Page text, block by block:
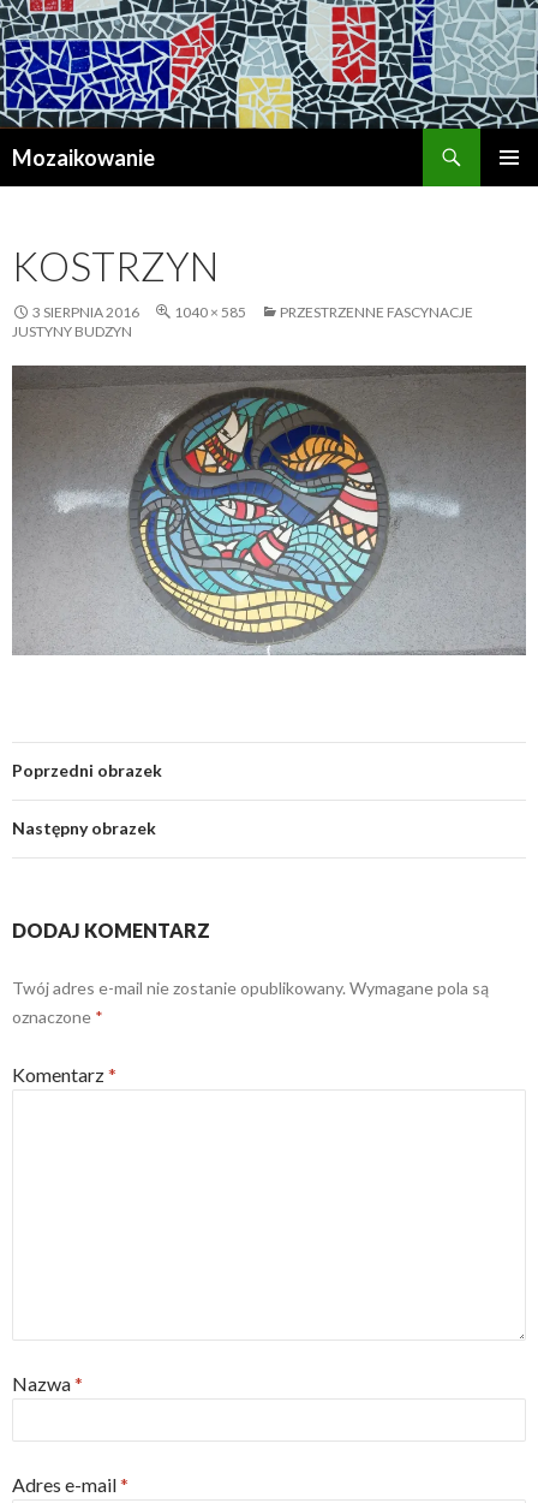
Mozaikowanie
KOSTRZYN
3 SIERPNIA 2016 1040 × 585
PRZESTRZENNE FASCYNACJE
JUSTYNY BUDZYN
Poprzedni obrazek
Następny obrazek
DODAJ KOMENTARZ
Twój adres e-mail nie zostanie opublikowany. Wymagane pola są
oznaczone *
Komentarz*
Nazwa*
Adres e-mail*